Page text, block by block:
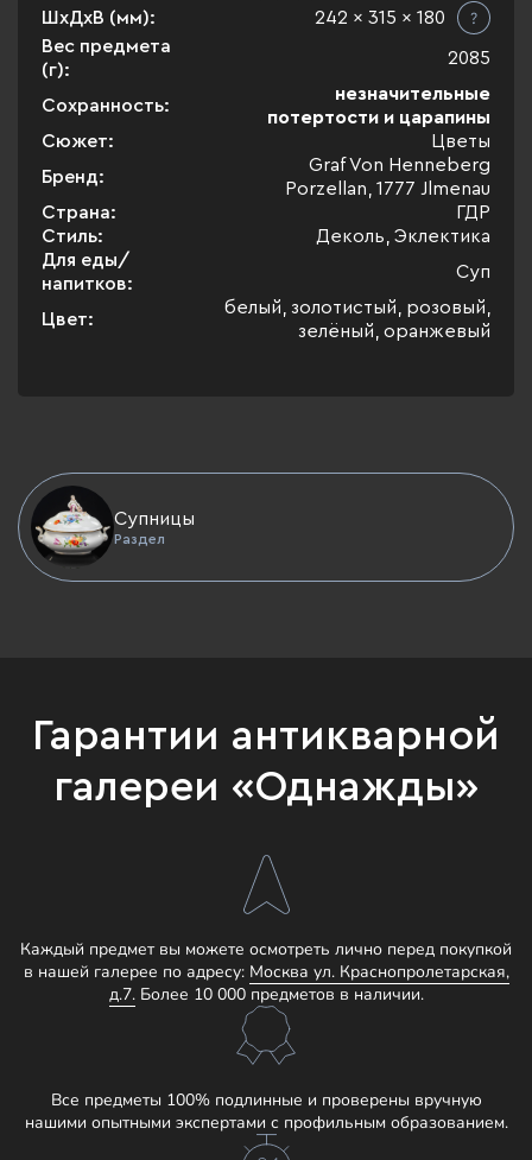
ШхДхВ (мм):
242 x 315 x 180
Вес предмета
(г):
2085
Сохранность:
незначительные
потертости и царапины
Сюжет:
Цветы
Бренд:
Graf Von Henneberg
Porzellan, 1777 Jlmenau
Страна:
ГДР
Стиль:
Деколь, Эклектика
Для еды/
напитков:
Суп
Цвет:
белый, золотистый, розовый,
зелёный, оранжевый
Супницы
Раздел
Гарантии антикварной
галереи «Однажды»
Каждый предмет вы можете осмотреть лично перед покупкой
в нашей галерее по адресу: Москва ул. Краснопролетарская,
д.7.Более 10 000 предметов в наличии.
Все предметы 100% подлинные и проверены вручную
нашими опытными экспертами с профильным образованием.